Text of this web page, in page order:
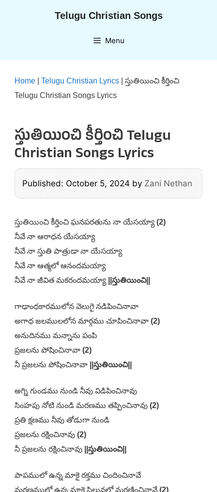
Telugu Christian Songs
Menu
Home Telugu Christian Lyrics
స్తుతియించి కీర్తించి
Telugu Christian Songs Lyrics
స్తుతియించి కీర్తించి Telugu
Christian Songs Lyrics
Published: October 5, 2024 by Zani Nethan
స్తుతియించి కీర్తించి ఘనపరతును నా యేసయ్యా (2)
నీవే నా ఆరాధన యేసయ్యా
నీవే నా స్తుతి పాత్రుడా నా యేసయ్యా
నీవే నా ఆత్మలో ఆనందమయ్యా
నీవే నా జీవిత మకరందమయ్యా
||స్తుతియించి||
గాఢాంధకారములోన వెలుగై నడిపించినావా
అగాధ జలములలోన మార్గము చూపించినావా (2)
అనుదినము మన్నాను పంపి
ప్రజలను పోషించినావా (2)
నీ ప్రజలను పోషించినావా
||స్తుతియించి||
అగ్ని గుండము నుండి నీవు విడిపించినావు
సింహపు నోటి నుండి మరణము తప్పించినావు (2)
ప్రతి క్షణము నీవు తోడుగా నుండి
ప్రజలను రక్షించినావు (2)
నీ ప్రజలను రక్షించినావు
||స్తుతియించి||
పాపములో ఉన్న మాకై రక్తము చిందించినావే
మరణములో ఉన్న మాకై సిలువలో మరణించినావే (2)